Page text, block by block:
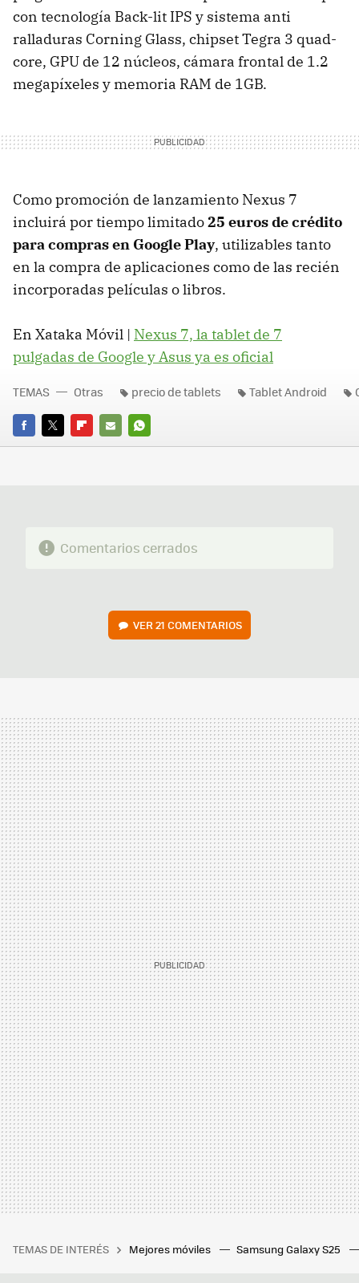
con tecnología Back-lit IPS y sistema anti
ralladuras Corning Glass, chipset Tegra 3 quad-
core, GPU de 12 núcleos, cámara frontal de 1.2
megapíxeles y memoria RAM de 1GB.
Como promoción de lanzamiento Nexus 7
incluirá por tiempo limitado25 euros de crédito
para compras en Google Play, utilizables tanto
en la compra de aplicaciones como de las recién
incorporadas películas o libros.
En Xataka Móvil | Nexus 7, la tablet de 7
pulgadas de Google y Asus ya es oficial
FACEBOOK
TWITTERFLIPBOARD
E-
WHATSAPP
TEMAS Otras precio de tablets Tablet Android
Comentarios cerrados
VER21 COMENTARIOS
TEMAS DE INTERÉS Mejores móviles Samsung Galaxy S25